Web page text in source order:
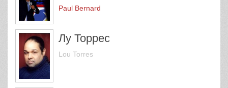
Paul Bernard
Лу Торрес
Lou Torres